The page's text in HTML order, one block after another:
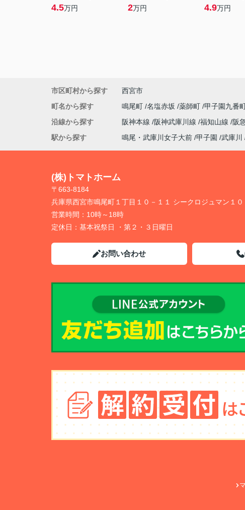
4.5万円 2万円 4.9万円
市区町村から探す
西宮市
町名から探す
鳴尾町 名塩赤坂 薬師町 甲子園九番
沿線から探す
阪神本線 阪神武庫川線 福知山線 阪
駅から探す
鳴尾・武庫川女子大前 甲子園 武庫川
(株)トマトホーム
〒663-8184
兵庫県西宮市鳴尾町１丁目１０－１１ シークロジュマン１０
営業時間： 10時～18時
定休日： 基本祝祭日 ・第２・３日曜日
お問い合わせ